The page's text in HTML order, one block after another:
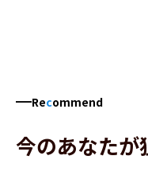
Recommend
今のあなたが